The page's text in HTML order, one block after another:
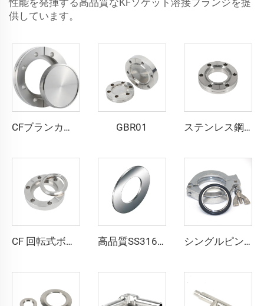
性能を発揮する高品質なKFソケット溶接フランジを提
供しています。
CFブランカー 回転式ステンレス鋼製 高品質真空フランジ CF16-CF350 SS304 SS316L ブランカー 回転式 通孔／メトリックネジ／UNCネジ対応継手 GBR01 ステンレス鋼 CF ボアド・ブランクフランジ CF16-CF250 高真空継手 1/2"-10" SS304 SS316L 無菌接続 サイズ穴／メトリックネジ／UNCネジ フランジ
CF 回転式ボアド・ブランクフランジ タップ穴付き CF16-CF250 高真空継手 SS304 SS316L ステンレス鋼フランジ 1/2"-10" サイズ穴／メトリックネジ／UNCネジ 高品質SS316Lステンレス鋼製スパイラルウインドガスケット QCR-メタルフェース継手 1/8"-1" ブライトアニール／電解研磨仕上げ シングルピンクランプセンターリングOリング（FKM/NBR/EPDM）NW25/NW40 アルミニウム真空継手クランプ 半導体用 KF16/KF25/KF40/KF50